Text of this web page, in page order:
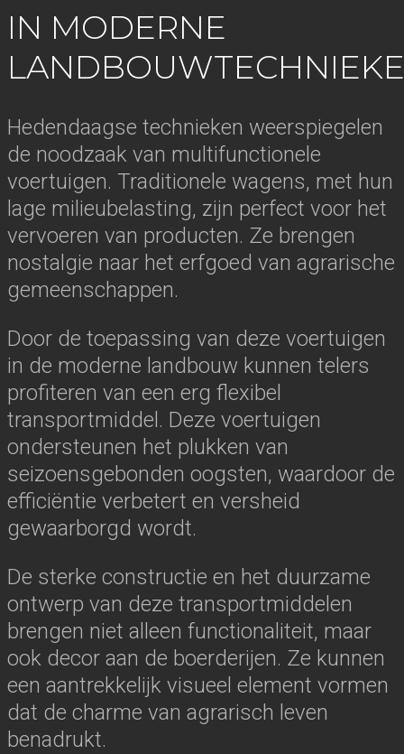
IN MODERNE
Hedendaagse technieken weerspiegelen
de noodzaak van multifunctionele
voertuigen. Traditionele wagens, met hun
lage milieubelasting, zijn perfect voor het
vervoeren van producten. Ze brengen
nostalgie naar het erfgoed van agrarische
gemeenschappen.
Door de toepassing van deze voertuigen
in de moderne landbouw kunnen telers
profiteren van een erg flexibel
transportmiddel. Deze voertuigen
ondersteunen het plukken van
seizoensgebonden oogsten, waardoor de
efficiëntie verbetert en versheid
gewaarborgd wordt.
De sterke constructie en het duurzame
ontwerp van deze transportmiddelen
brengen niet alleen functionaliteit, maar
ook decor aan de boerderijen. Ze kunnen
een aantrekkelijk visueel element vormen
dat de charme van agrarisch leven
benadrukt.